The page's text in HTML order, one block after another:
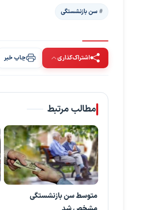
سن بازنشستگی
اشتراک‌گذاری چاپ خبر
مطالب مرتبط
متوسط سن بازنشستگی